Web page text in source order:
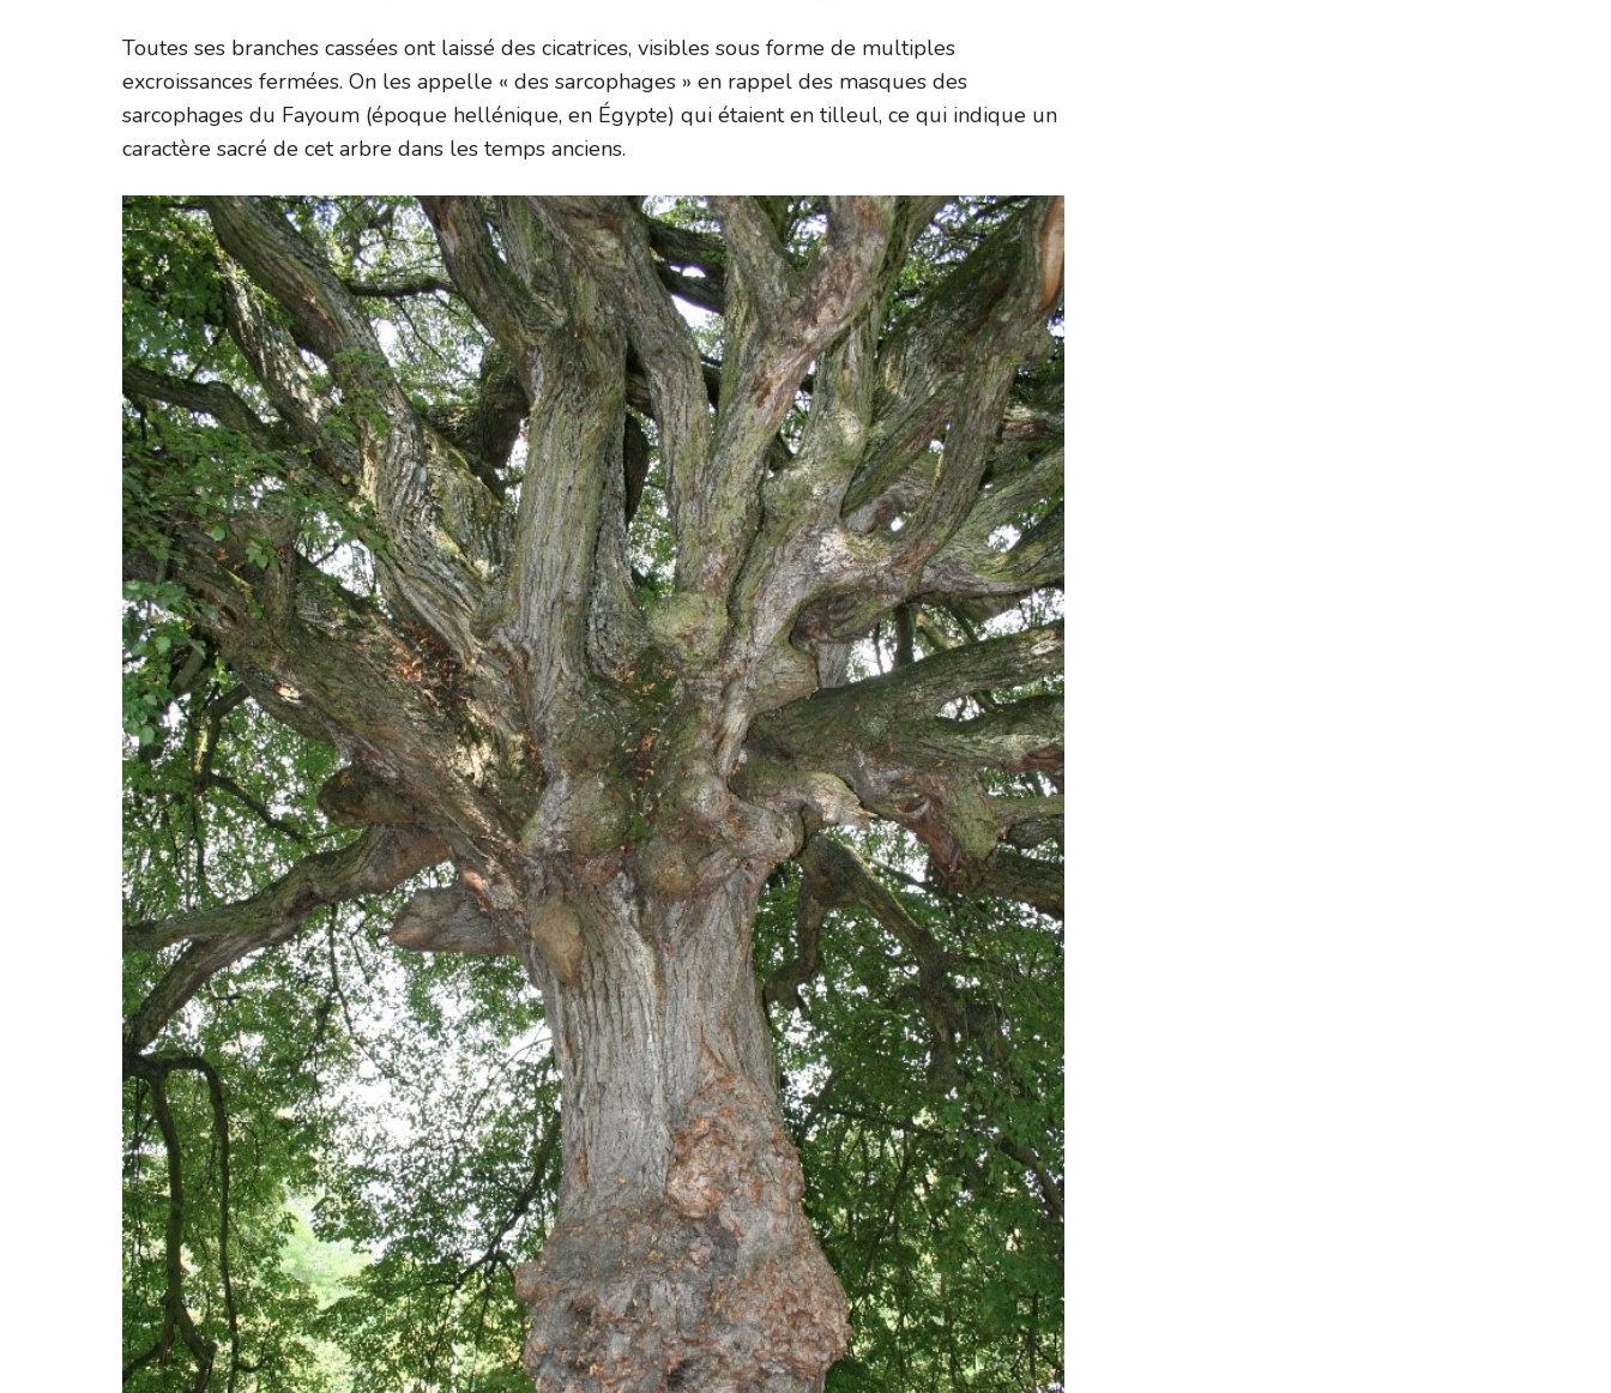
Toutes ses branches cassées ont laissé des cicatrices, visibles sous forme de multiples
excroissances fermées. On les appelle « des sarcophages » en rappel des masques des
sarcophages du Fayoum (époque hellénique, en Égypte) qui étaient en tilleul, ce qui indique un
caractère sacré de cet arbre dans les temps anciens.